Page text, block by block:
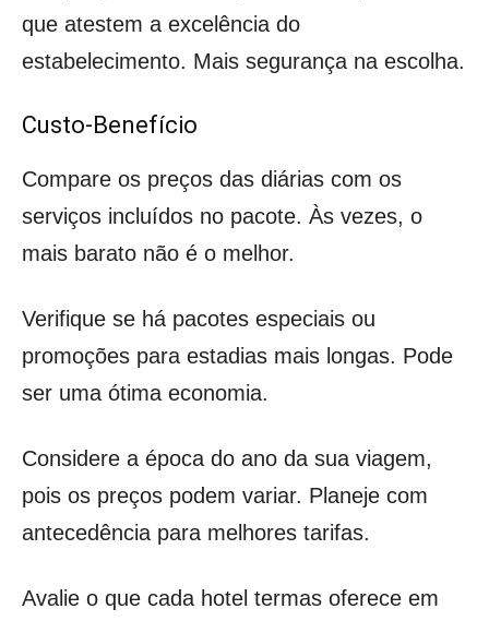
que atestem a excelência do
estabelecimento. Mais segurança na escolha.
Custo-Benefício
Compare os preços das diárias com os
serviços incluídos no pacote. Às vezes, o
mais barato não é o melhor.
Verifique se há pacotes especiais ou
promoções para estadias mais longas. Pode
ser uma ótima economia.
Considere a época do ano da sua viagem,
pois os preços podem variar. Planeje com
antecedência para melhores tarifas.
Avalie o que cada hotel termas oferece em